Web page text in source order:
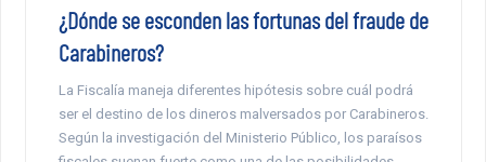
¿Dónde se esconden las fortunas del fraude de
Carabineros?
La Fiscalía maneja diferentes hipótesis sobre cuál podrá
ser el destino de los dineros malversados por Carabineros.
Según la investigación del Ministerio Público, los paraísos